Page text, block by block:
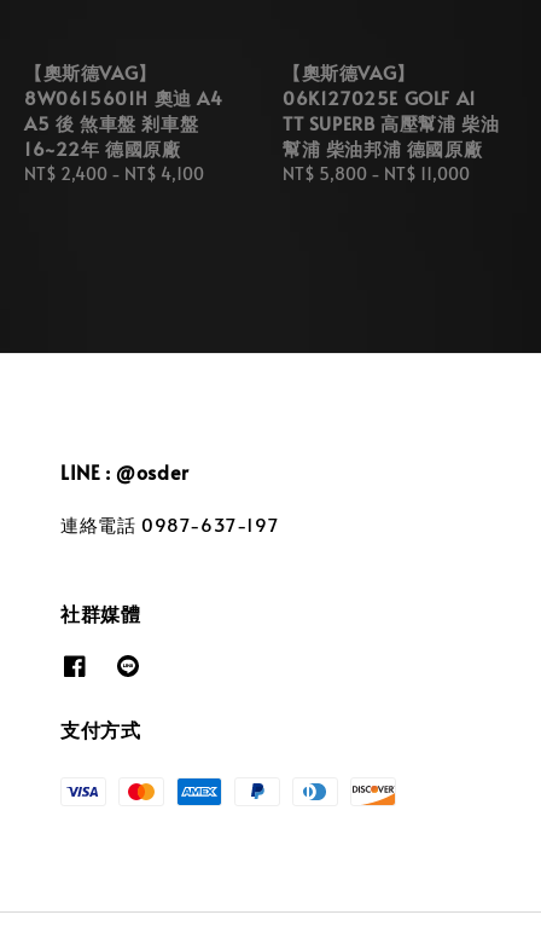
【奧斯德VAG】
8W0615601H 奧迪 A4
A5 後 煞車盤 剎車盤
16~22年 德國原廠
Regular
NT$ 2,400 - NT$ 4,100
【奧斯德VAG】
06K127025E GOLF A1
TT SUPERB 高壓幫浦 柴油
幫浦 柴油邦浦 德國原廠
Regular
NT$ 5,800 - NT$ 11,000
LINE : @osder
連絡電話 0987-637-197
社群媒體
支付方式